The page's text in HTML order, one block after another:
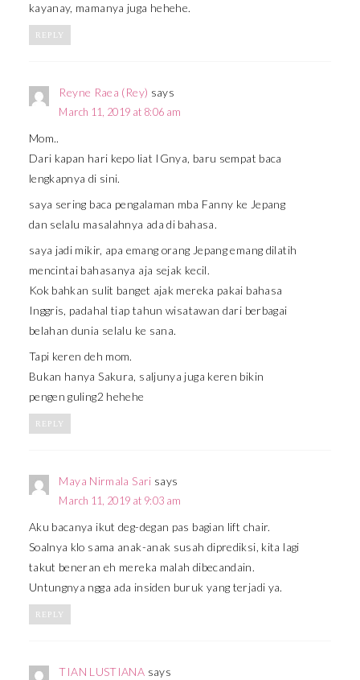
kayanay, mamanya juga hehehe.
REPLY
Reyne Raea (Rey) says
March 11, 2019 at 8:06 am
Mom..
Dari kapan hari kepo liat IGnya, baru sempat baca
lengkapnya di sini.
saya sering baca pengalaman mba Fanny ke Jepang
dan selalu masalahnya ada di bahasa.
saya jadi mikir, apa emang orang Jepang emang dilatih
mencintai bahasanya aja sejak kecil.
Kok bahkan sulit banget ajak mereka pakai bahasa
Inggris, padahal tiap tahun wisatawan dari berbagai
belahan dunia selalu ke sana.
Tapi keren deh mom.
Bukan hanya Sakura, saljunya juga keren bikin
pengen guling2 hehehe
REPLY
Maya Nirmala Sari says
March 11, 2019 at 9:03 am
Aku bacanya ikut deg-degan pas bagian lift chair.
Soalnya klo sama anak-anak susah diprediksi, kita lagi
takut beneran eh mereka malah dibecandain.
Untungnya ngga ada insiden buruk yang terjadi ya.
REPLY
TIAN LUSTIANA says